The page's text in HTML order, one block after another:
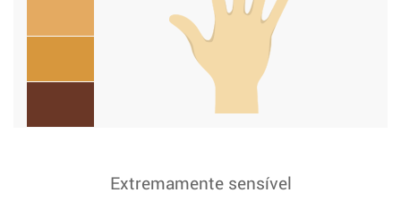
Extremamente sensível